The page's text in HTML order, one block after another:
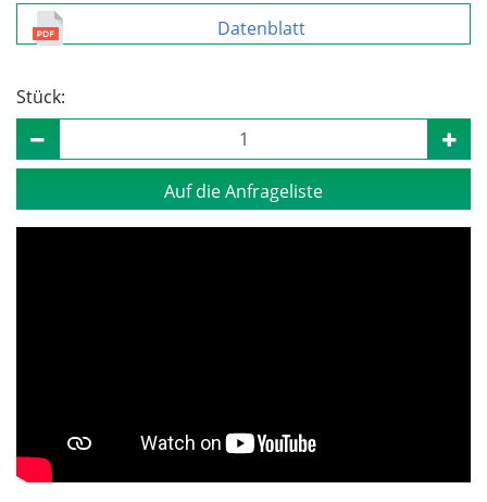
Datenblatt
Stück:
Auf die Anfrageliste